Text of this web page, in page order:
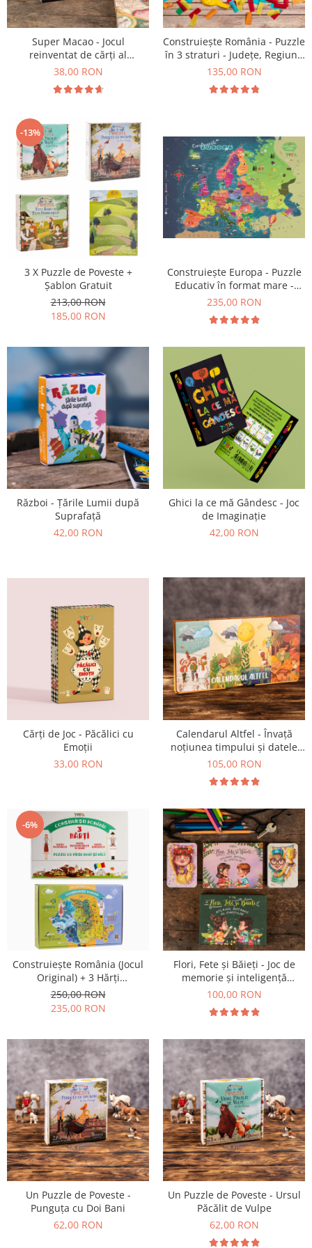
10 Ani
11 - 14 Ani
14+ Ani
Colecția Păcălici
TOATE JOCURILE
Super Macao - Jocul
reinventat de cărți al
copilăriei
38,00 RON
Construiește România - Puzzle
în 3 straturi - Județe, Regiuni,
Relief
135,00 RON
-13%
3 X Puzzle de Poveste +
Șablon Gratuit
213,00 RON
185,00 RON
Construiește Europa - Puzzle
Educativ în format mare -
Țări, Relief, Steaguri și
235,00 RON
Război - Țările Lumii după
Suprafață
42,00 RON
Ghici la ce mă Gândesc - Joc
de Imaginație
42,00 RON
Cărți de Joc - Păcălici cu
Emoții
33,00 RON
Calendarul Altfel - Învață
noțiunea timpului și datele
importante din an
105,00 RON
-6%
Construiește România (Jocul
Original) + 3 Hărți
Suplimentare
250,00 RON
235,00 RON
Flori, Fete și Băieți - Joc de
memorie și inteligență
emoțională
100,00 RON
Un Puzzle de Poveste -
Punguța cu Doi Bani
62,00 RON
Un Puzzle de Poveste - Ursul
Păcălit de Vulpe
62,00 RON